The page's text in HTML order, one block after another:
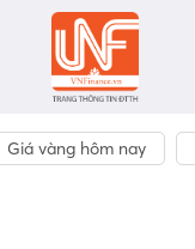
Giá vàng hôm nay